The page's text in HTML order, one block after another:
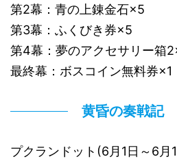
第2幕：青の上錬金石×5
第3幕：ふくびき券×5
第4幕：夢のアクセサリー箱
最終幕：ボスコイン無料券×1
黄昏の奏戦記
プクランドット(6月1日～6月